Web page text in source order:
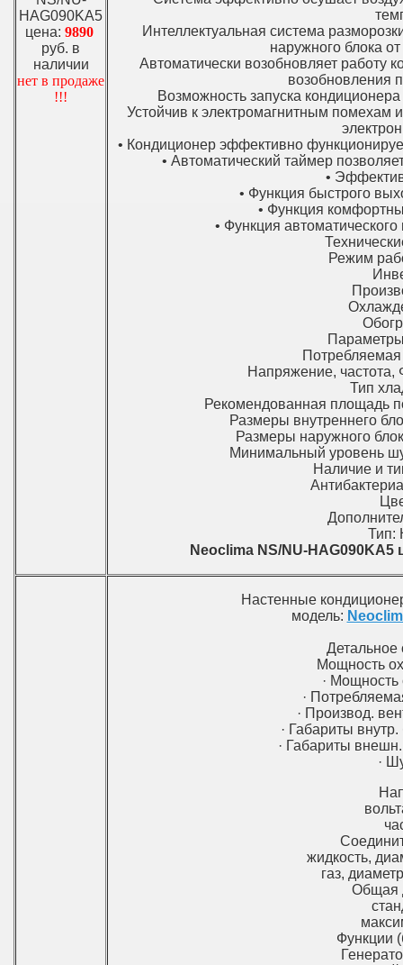
HAG090KA5
цена: 9890
руб. в
наличии
нет в продаже
!!!
Интеллектуальная система
наружного блока
Автоматически возобновляет работу
возобновления
Возможность запуска
Устойчив к электромагнитным помехам
• Кондиционер эффективно
• Автоматический таймер
•
• Функция быстрого
• Функция
• Функция
Режим
Напряжение,
Тип
Рекомендованная площадь
Размеры внутреннего
Размеры наружного
Минимальный уровень
Наличие и
Тип:
Neoclima NS/NU-HAG090KA5
Настенные
модель:
Детальное
Мощность
· Мощность
·
· Производ.
· Габариты
· Габариты
·
жидкость,
газ,
Общая
Функции